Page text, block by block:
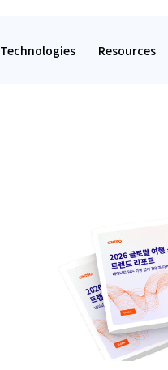
Technologies Resources